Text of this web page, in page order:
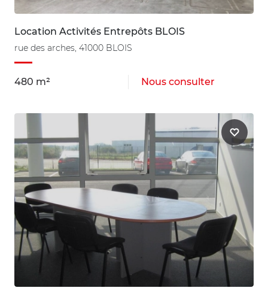
Location Activités Entrepôts BLOIS
rue des arches, 41000 BLOIS
480 m² Nous consulter